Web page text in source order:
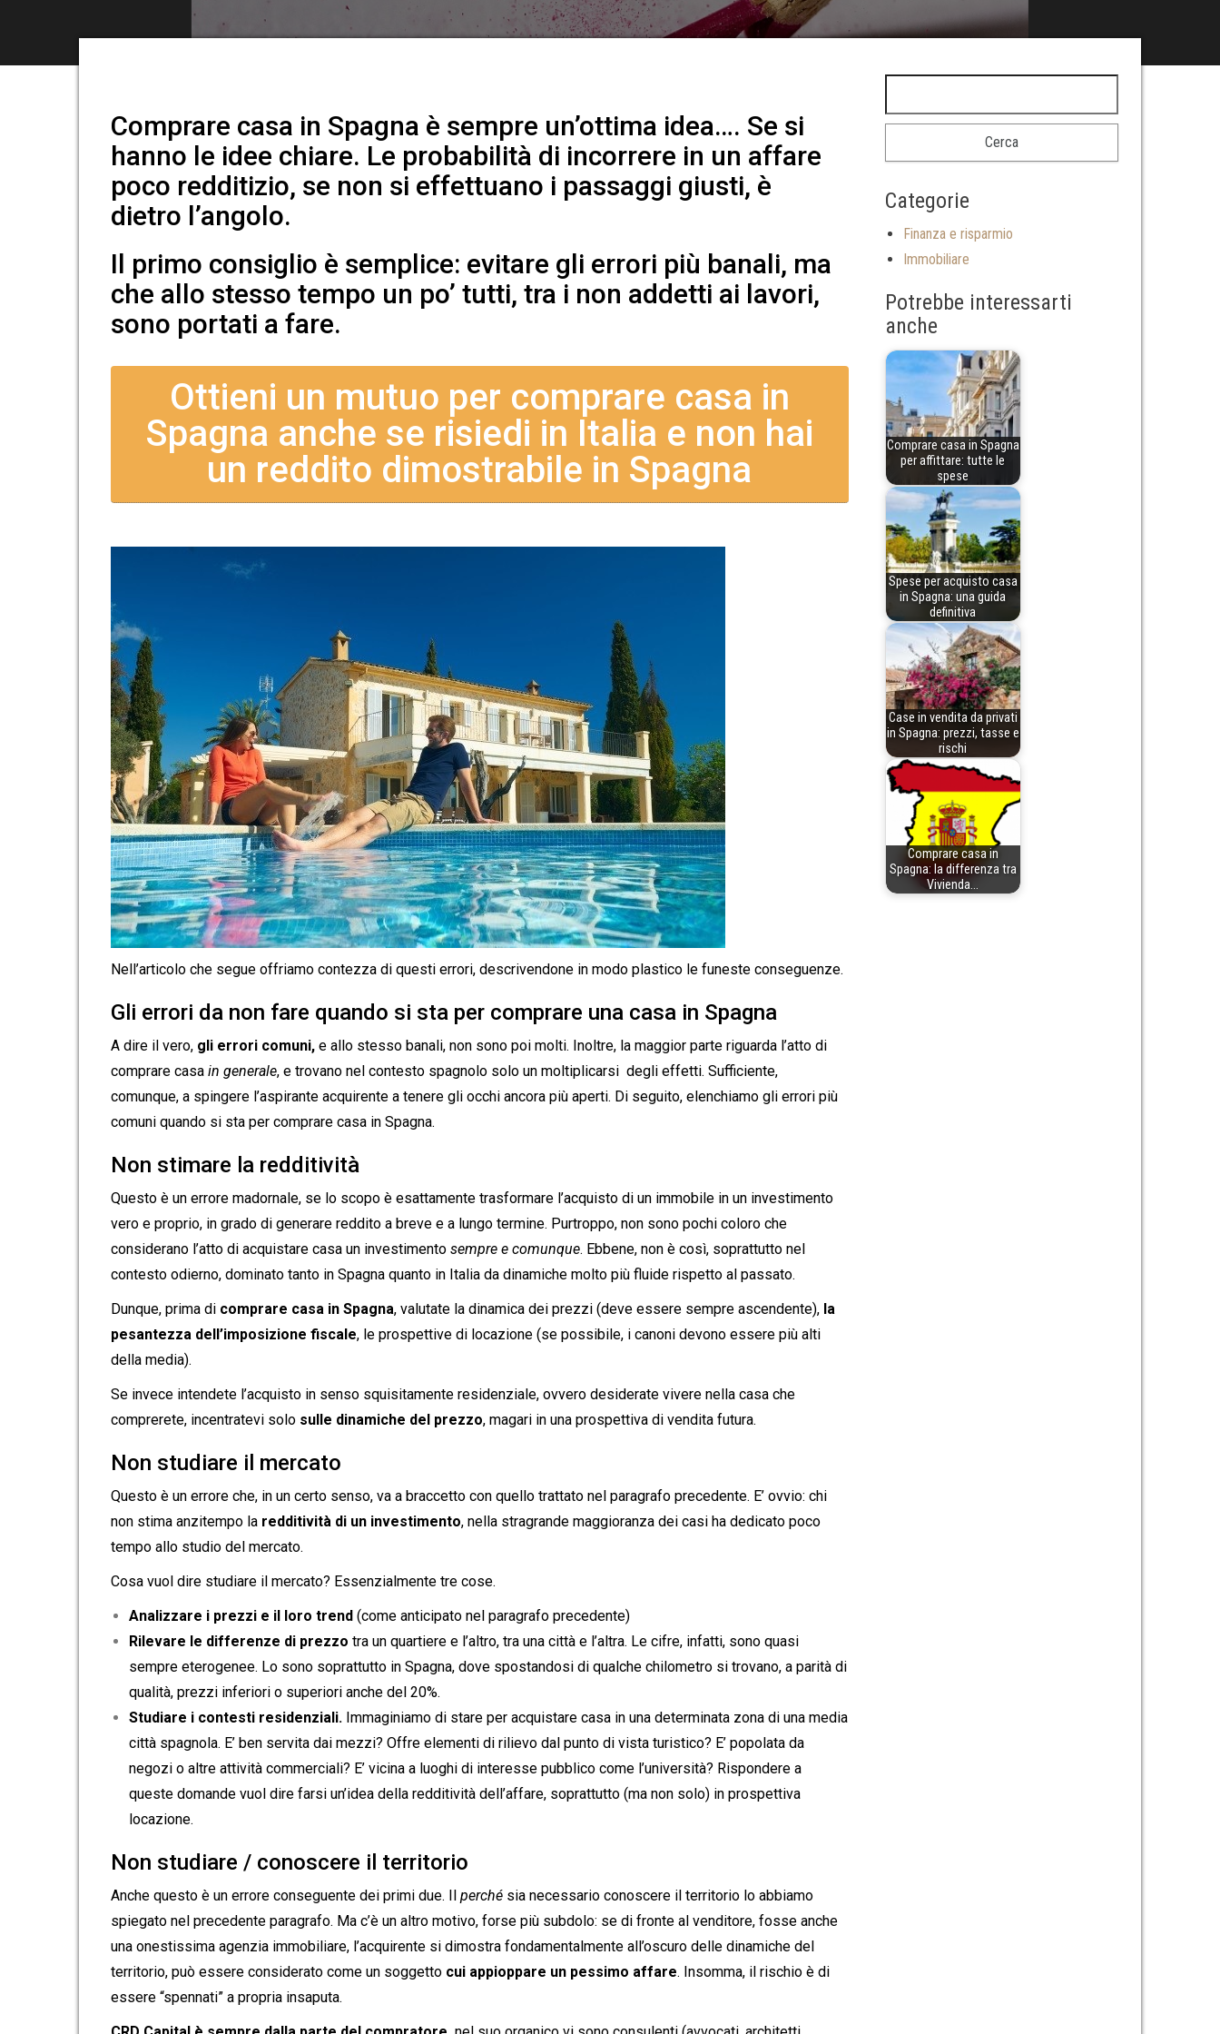
Comprare casa in Spagna è sempre un’ottima idea…. Se si
hanno le idee chiare. Le probabilità di incorrere in un affare
poco redditizio, se non si effettuano i passaggi giusti, è
dietro l’angolo.
Il primo consiglio è semplice: evitare gli errori più banali, ma
che allo stesso tempo un po’ tutti, tra i non addetti ai lavori,
sono portati a fare.
Ottieni un mutuo per comprare casa in
Spagna anche se risiedi in Italia e non hai
un reddito dimostrabile in Spagna
Nell’articolo che segue offriamo contezza di questi errori, descrivendone in modo plastico le funeste conseguenze.
Gli errori da non fare quando si sta per comprare una casa in Spagna
A dire il vero, gli errori comuni, e allo stesso banali, non sono poi molti. Inoltre, la maggior parte riguarda l’atto di
comprare casa in generale, e trovano nel contesto spagnolo solo un moltiplicarsi degli effetti. Sufficiente,
comunque, a spingere l’aspirante acquirente a tenere gli occhi ancora più aperti. Di seguito, elenchiamo gli errori più
comuni quando si sta per comprare casa in Spagna.
Non stimare la redditività
Questo è un errore madornale, se lo scopo è esattamente trasformare l’acquisto di un immobile in un investimento
vero e proprio, in grado di generare reddito a breve e a lungo termine. Purtroppo, non sono pochi coloro che
considerano l’atto di acquistare casa un investimento sempre e comunque. Ebbene, non è così, soprattutto nel
contesto odierno, dominato tanto in Spagna quanto in Italia da dinamiche molto più fluide rispetto al passato.
Dunque, prima di comprare casa in Spagna, valutate la dinamica dei prezzi (deve essere sempre ascendente), la
pesantezza dell’imposizione fiscale, le prospettive di locazione (se possibile, i canoni devono essere più alti
della media).
Se invece intendete l’acquisto in senso squisitamente residenziale, ovvero desiderate vivere nella casa che
comprerete, incentratevi solo sulle dinamiche del prezzo, magari in una prospettiva di vendita futura.
Non studiare il mercato
Questo è un errore che, in un certo senso, va a braccetto con quello trattato nel paragrafo precedente. E’ ovvio: chi
non stima anzitempo la redditività di un investimento, nella stragrande maggioranza dei casi ha dedicato poco
tempo allo studio del mercato.
Cosa vuol dire studiare il mercato? Essenzialmente tre cose.
Analizzare i prezzi e il loro trend (come anticipato nel paragrafo precedente)
Rilevare le differenze di prezzo tra un quartiere e l’altro, tra una città e l’altra. Le cifre, infatti, sono quasi
sempre eterogenee. Lo sono soprattutto in Spagna, dove spostandosi di qualche chilometro si trovano, a parità di
qualità, prezzi inferiori o superiori anche del 20%.
Studiare i contesti residenziali. Immaginiamo di stare per acquistare casa in una determinata zona di una media
città spagnola. E’ ben servita dai mezzi? Offre elementi di rilievo dal punto di vista turistico? E’ popolata da
negozi o altre attività commerciali? E’ vicina a luoghi di interesse pubblico come l’università? Rispondere a
queste domande vuol dire farsi un’idea della redditività dell’affare, soprattutto (ma non solo) in prospettiva
locazione.
Non studiare / conoscere il territorio
Anche questo è un errore conseguente dei primi due. Il perché sia necessario conoscere il territorio lo abbiamo
spiegato nel precedente paragrafo. Ma c’è un altro motivo, forse più subdolo: se di fronte al venditore, fosse anche
una onestissima agenzia immobiliare, l’acquirente si dimostra fondamentalmente all’oscuro delle dinamiche del
territorio, può essere considerato come un soggetto cui appioppare un pessimo affare. Insomma, il rischio è di
essere “spennati” a propria insaputa.
Categorie
Finanza e risparmio
Immobiliare
Potrebbe interessarti
anche
Comprare casa in Spagna
per affittare: tutte le
spese
Spese per acquisto casa
in Spagna: una guida
definitiva
Case in vendita da privati
in Spagna: prezzi, tasse e
rischi
Comprare casa in
Spagna: la differenza tra
Vivienda…